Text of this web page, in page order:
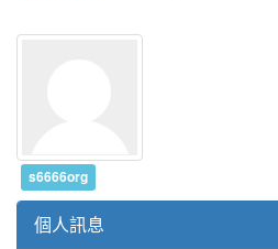
s6666org
個人訊息